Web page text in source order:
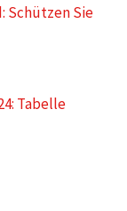
Schützen Sie
Tabelle